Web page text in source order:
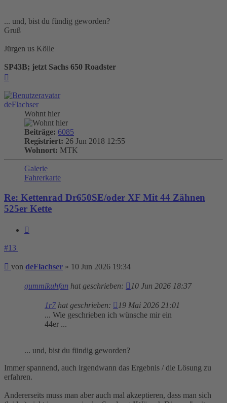
... und, bist du fündig geworden?
Gruß
Jürgen us Kölle
SP43B; jetzt Sachs 650 Roadster
deFlachser
Wohnt hier
Beiträge: 6085
Registriert: 26 Jun 2018 12:55
Wohnort: MTK
Galerie
Fahrerkarte
Re: Kettenrad Dr650SE/oder XF Mit 44 Zähnen
525er Kette
#13
Beitrag
von deFlachser » 10 Jun 2026 19:34
gummikuhfan hat geschrieben: 10 Jun 2026 18:37
1r7hat geschrieben:
19 Mai 2026 21:01
... Wie geschrieben ich wünsche mir ein
44er ...
... und, bist du fündig geworden?
Immer spannend, auch irgendwann das Ergebnis / die Lösung zu
erfahren.
Andererseits muss man aber auch mal akzeptieren, dass man sich